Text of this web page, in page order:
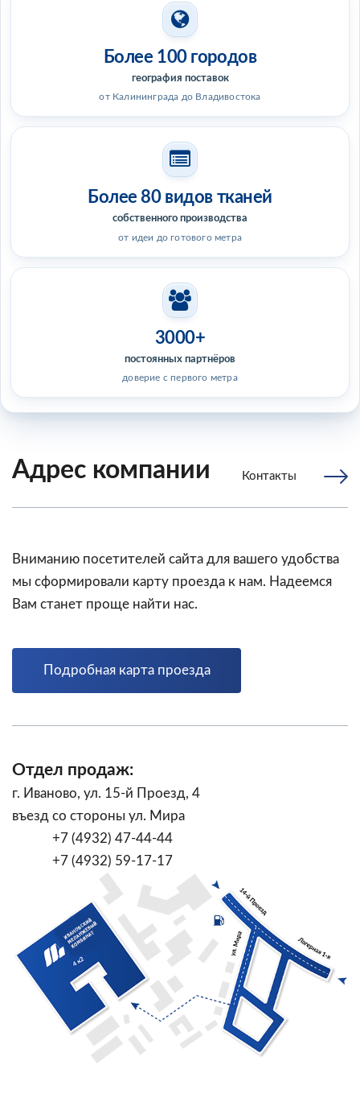
Более 100 городов
география поставок
от Калининграда до Владивостока
Более 80 видов тканей
собственного производства
от идеи до готового метра
3000+
постоянных партнёров
доверие с первого метра
Адрес компании Контакты
Вниманию посетителей сайта для вашего удобства
мы сформировали карту проезда к нам. Надеемся
Вам станет проще найти нас.
Подробная карта проезда
Отдел продаж:
г. Иваново, ул. 15-й Проезд, 4
въезд со стороны ул. Мира
+7 (4932) 47-44-44
+7 (4932) 59-17-17